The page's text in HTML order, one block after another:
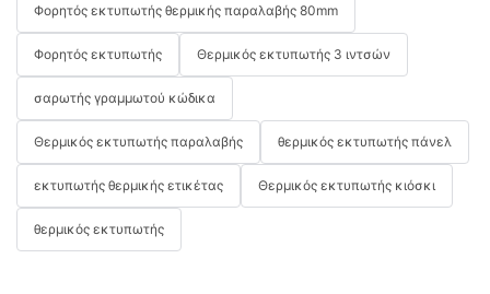
Φορητός εκτυπωτής θερμικής παραλαβής 80mm
Φορητός εκτυπωτής Θερμικός εκτυπωτής 3 ιντσών
σαρωτής γραμμωτού κώδικα
Θερμικός εκτυπωτής παραλαβής θερμικός εκτυπωτής πάνελ
εκτυπωτής θερμικής ετικέτας Θερμικός εκτυπωτής κιόσκι
θερμικός εκτυπωτής